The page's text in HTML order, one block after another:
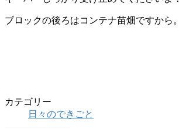
ブロックの後ろはコンテナ苗畑ですから。
カテゴリー
日々のできごと